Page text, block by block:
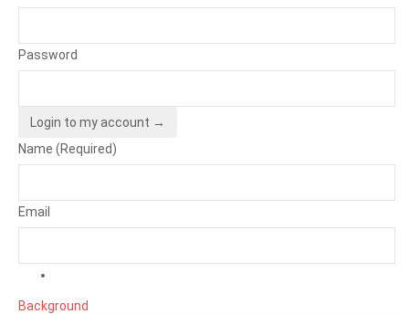
Password
Login to my account →
Name (Required)
Email
Background